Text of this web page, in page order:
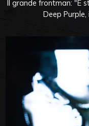
Il grande frontman: "È
Deep